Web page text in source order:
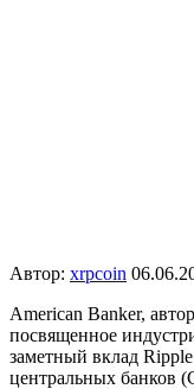
Автор: xrpcoin
American Banker,
посвященное
заметный вклад
центральных банков